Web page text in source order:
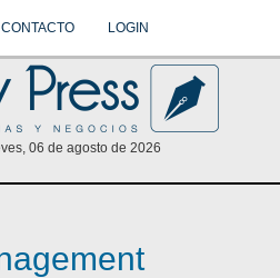
CONTACTO LOGIN
06 de agosto de 2026